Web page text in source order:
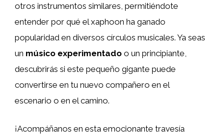
otros instrumentos similares, permitiéndote
entender por qué el xaphoon ha ganado
popularidad en diversos círculos musicales. Ya seas
un músico experimentado o un principiante,
descubrirás si este pequeño gigante puede
convertirse en tu nuevo compañero en el
escenario o en el camino.
¡Acompáñanos en esta emocionante travesía